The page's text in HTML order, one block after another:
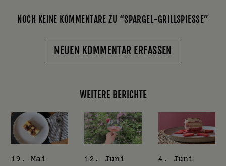
NOCH KEINE KOMMENTARE ZU “SPARGEL-GRILLSPIESSE”
NEUEN KOMMENTAR ERFASSEN
WEITERE BERICHTE
19. Mai
12. Juni
4. Juni